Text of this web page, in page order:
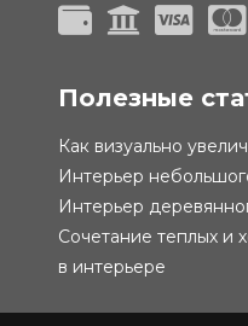
Полезные
Как визуально
Интерьер
Интерьер
Сочетание теплых и
в интерьере